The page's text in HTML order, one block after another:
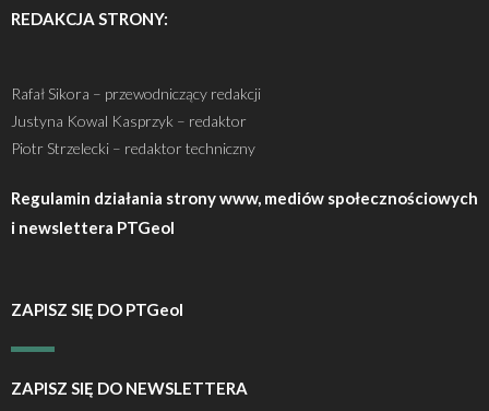
REDAKCJA STRONY:
Rafał Sikora – przewodniczący redakcji
Justyna Kowal Kasprzyk – redaktor
Piotr Strzelecki – redaktor techniczny
Regulamin działania strony www, mediów społecznościowych
i newslettera PTGeol
ZAPISZ SIĘ DO PTGeol
ZAPISZ SIĘ DO NEWSLETTERA